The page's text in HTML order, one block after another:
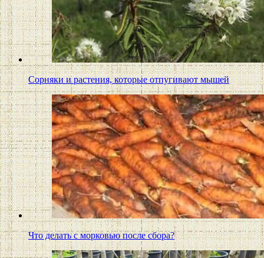
Сорняки и растения, которые отпугивают мышей
Что делать с морковью после сбора?